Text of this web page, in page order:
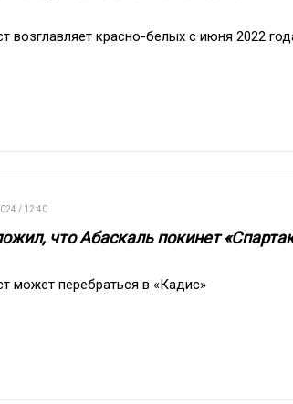
возглавляет красно-белых с июня 2022
/ 12:40
что Абаскаль покинет
может перебраться в «Кадис»